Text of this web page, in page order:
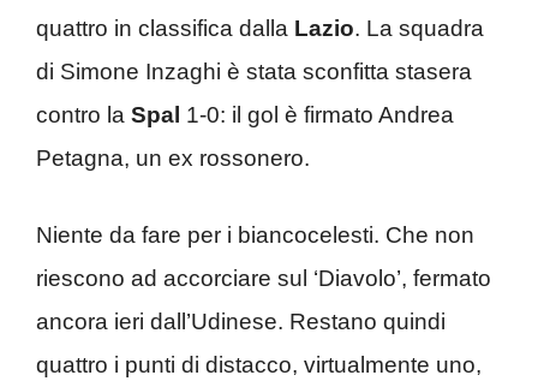
quattro in classifica dalla Lazio. La squadra
di Simone Inzaghi è stata sconfitta stasera
contro la Spal 1-0: il gol è firmato Andrea
Petagna, un ex rossonero.
Niente da fare per i biancocelesti. Che non
riescono ad accorciare sul ‘Diavolo’, fermato
ancora ieri dall’Udinese. Restano quindi
quattro i punti di distacco, virtualmente uno,